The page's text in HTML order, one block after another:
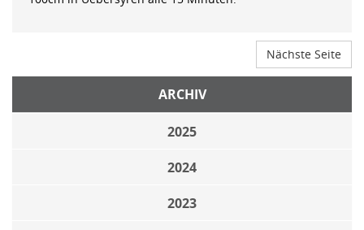
Nächste Seite
ARCHIV
2025
2024
2023